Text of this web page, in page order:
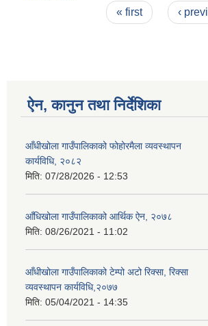
« first ‹
ऐन, कानुन तथा निर्देशिका
आँधीखोला गाउँपालिकाको फोहोरमैला व्यवस्थापन
कार्यविधि, २०८२
मिति: 07/28/2026 - 12:53
आँधिखोला गाउँपालिकाको आर्थिक ऐन, २०७८
मिति: 08/26/2021 - 11:02
आँधीखोला गाउँपालिकाको टेम्पो अटो रिक्सा, रिक्सा
व्यवस्थापन कार्यविधि,२०७७
मिति: 05/04/2021 - 14:35